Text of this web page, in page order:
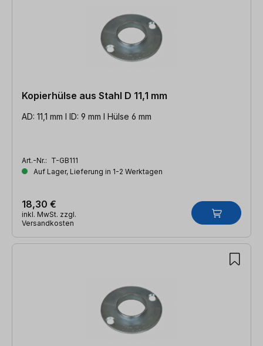
Kopierhülse aus Stahl D 11,1 mm
AD: 11,1 mm l ID: 9 mm l Hülse 6 mm
Art.-Nr.: T-GB111
Auf Lager, Lieferung in 1-2 Werktagen
18,30 €
inkl. MwSt. zzgl.
Versandkosten